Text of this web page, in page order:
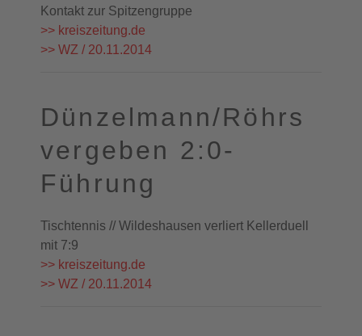
Kontakt zur Spitzengruppe
>> kreiszeitung.de
>> WZ / 20.11.2014
Dünzelmann/Röhrs
vergeben 2:0-
Führung
Tischtennis // Wildeshausen verliert Kellerduell
mit 7:9
>> kreiszeitung.de
>> WZ / 20.11.2014